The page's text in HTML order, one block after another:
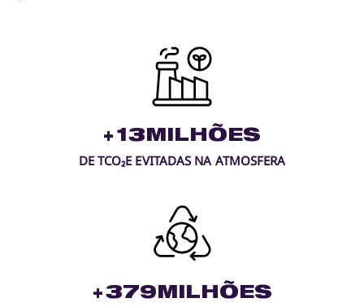
+13MILHÕES
DE TCO₂E EVITADAS NA ATMOSFERA
+379MILHÕES